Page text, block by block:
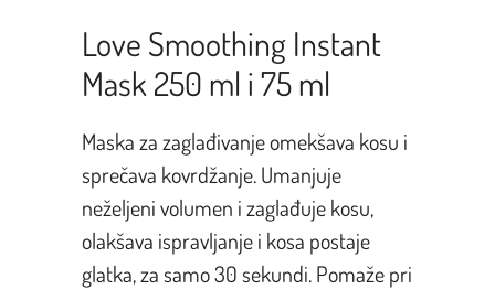
Love Smoothing Instant
Mask 250 ml i 75 ml
Maska za zaglađivanje omekšava kosu i
sprečava kovrdžanje. Umanjuje
neželjeni volumen i zaglađuje kosu,
olakšava ispravljanje i kosa postaje
glatka, za samo 30 sekundi. Pomaže pri